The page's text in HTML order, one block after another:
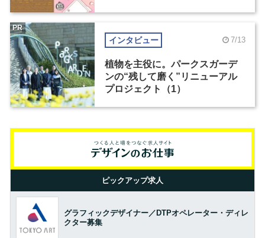
インタビュー 7/13
植物を主役に。パークスガーデ
ンの“残して磨く”リニューアル
プロジェクト（1）
PR
ピックアップ求人
グラフィックデザイナー／DTPオペレーター・ディレ
クター募集